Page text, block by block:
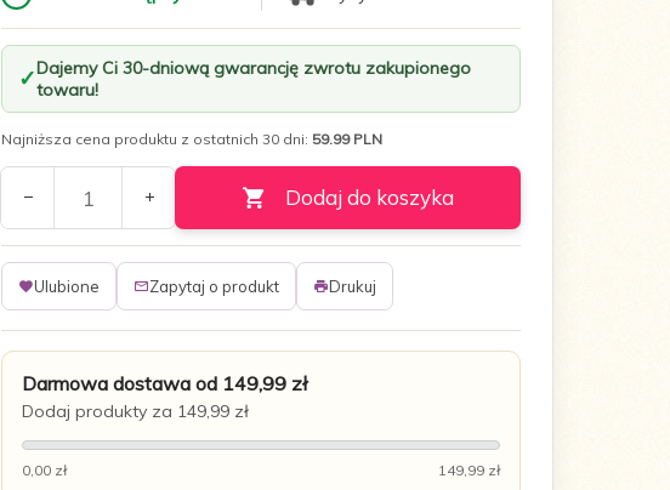
Dajemy Ci 30-dniową gwarancję zwrotu zakupionego
towaru!
Najniższa cena produktu z ostatnich 30 dni: 59.99 PLN
Dodaj do koszyka
Ulubione Zapytaj o produkt Drukuj
Darmowa dostawa od 149,99 zł
Dodaj produkty za 149,99 zł
0,00 zł 149,99 zł